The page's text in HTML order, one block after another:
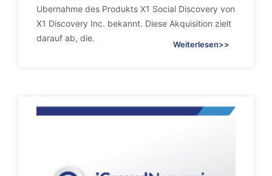
Ubernahme des Produkts X1 Social Discovery von
X1 Discovery Inc. bekannt. Diese Akquisition zielt
darauf ab, die.
Weiterlesen>>